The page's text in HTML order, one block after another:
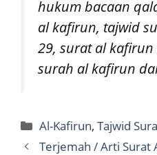
hukum bacaan
al kafirun, tajwid
29, surat al
surah al kafirun
Categories
Al-Kafirun,Tajwid
Terjemah / Arti Surat